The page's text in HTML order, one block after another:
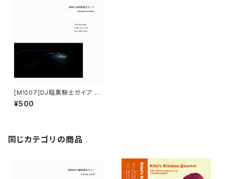
[M!007]DJ暗黒騎士ガイア - i
nsomnia moviegoer
¥500
同じカテゴリの商品